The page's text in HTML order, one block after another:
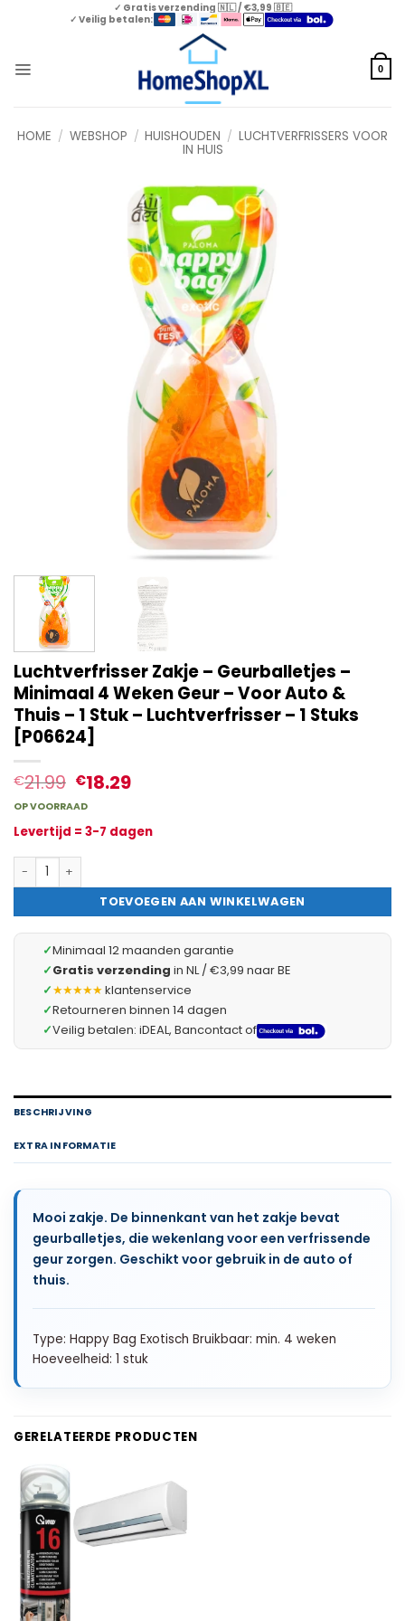
✓ Gratis verzending 🇳🇱 / €3,99 🇧🇪
✓ Veilig betalen:
0
HOME / WEBSHOP / HUISHOUDEN / LUCHTVERFRISSERS VOOR
IN HUIS
Luchtverfrisser Zakje – Geurballetjes –
Minimaal 4 Weken Geur – Voor Auto &
Thuis – 1 Stuk – Luchtverfrisser – 1 Stuks
[P06624]
€21.99 €18.29
OP VOORRAAD
Levertijd = 3-7 dagen
Luchtverfrisser Zakje - Geurballetjes - Minimaal 4 Weken
TOEVOEGEN AAN WINKELWAGEN
✓Minimaal 12 maanden garantie
✓Gratis verzending in NL / €3,99 naar BE
✓★★★★★klantenservice
✓Retourneren binnen 14 dagen
✓Veilig betalen: iDEAL, Bancontact of
BESCHRIJVING
EXTRA INFORMATIE
Mooi zakje. De binnenkant van het zakje bevat
geurballetjes, die wekenlang voor een verfrissende
geur zorgen. Geschikt voor gebruik in de auto of
thuis.
Type: Happy Bag Exotisch Bruikbaar: min. 4 weken
Hoeveelheid: 1 stuk
GERELATEERDE PRODUCTEN